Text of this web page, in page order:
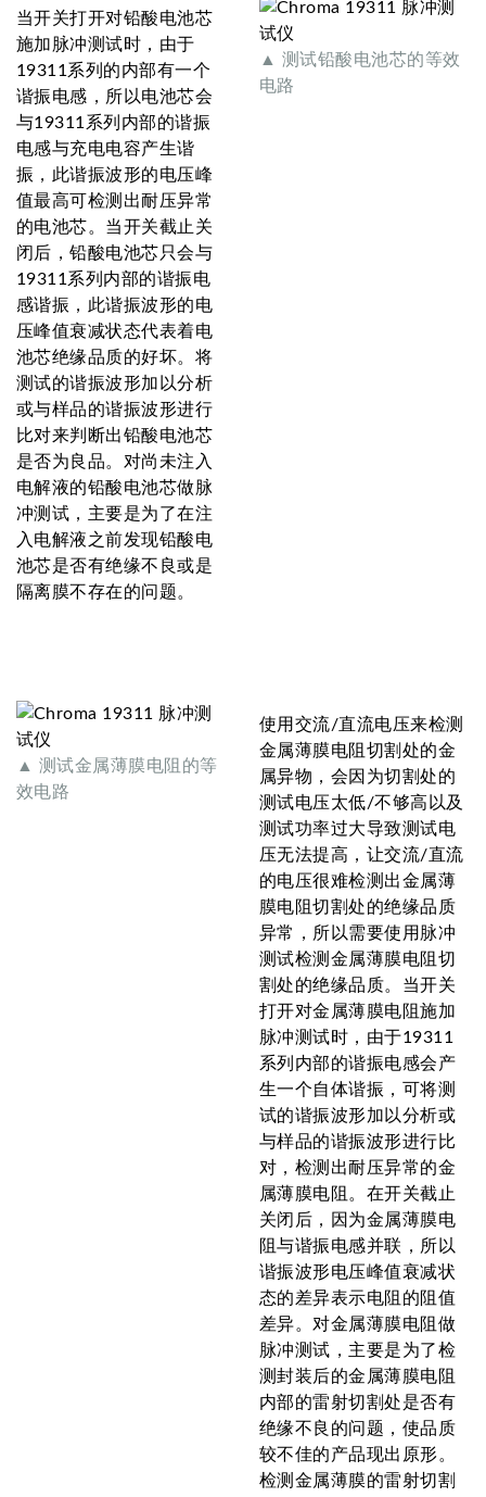
当开关打开对铅酸电池芯
施加脉冲测试时，由于
19311系列的内部有一个
谐振电感，所以电池芯会
与19311系列内部的谐振
电感与充电电容产生谐
振，此谐振波形的电压峰
值最高可检测出耐压异常
的电池芯。当开关截止关
闭后，铅酸电池芯只会与
19311系列内部的谐振电
感谐振，此谐振波形的电
压峰值衰减状态代表着电
池芯绝缘品质的好坏。将
测试的谐振波形加以分析
或与样品的谐振波形进行
比对来判断出铅酸电池芯
是否为良品。对尚未注入
电解液的铅酸电池芯做脉
冲测试，主要是为了在注
入电解液之前发现铅酸电
池芯是否有绝缘不良或是
隔离膜不存在的问题。
▲ 测试铅酸电池芯的等效
电路
▲ 测试金属薄膜电阻的等
效电路
使用交流/直流电压来检测
金属薄膜电阻切割处的金
属异物，会因为切割处的
测试电压太低/不够高以及
测试功率过大导致测试电
压无法提高，让交流/直流
的电压很难检测出金属薄
膜电阻切割处的绝缘品质
异常，所以需要使用脉冲
测试检测金属薄膜电阻切
割处的绝缘品质。当开关
打开对金属薄膜电阻施加
脉冲测试时，由于19311
系列内部的谐振电感会产
生一个自体谐振，可将测
试的谐振波形加以分析或
与样品的谐振波形进行比
对，检测出耐压异常的金
属薄膜电阻。在开关截止
关闭后，因为金属薄膜电
阻与谐振电感并联，所以
谐振波形电压峰值衰减状
态的差异表示电阻的阻值
差异。对金属薄膜电阻做
脉冲测试，主要是为了检
测封装后的金属薄膜电阻
内部的雷射切割处是否有
绝缘不良的问题，使品质
较不佳的产品现出原形。
检测金属薄膜的雷射切割